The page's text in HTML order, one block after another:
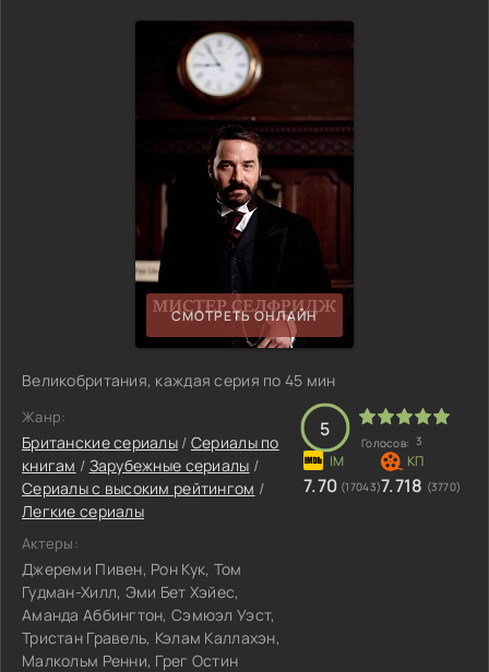
СМОТРЕТЬ ОНЛАЙН
Великобритания, каждая серия по 45 мин
Жанр:
Британские сериалы / Сериалы по
книгам / Зарубежные сериалы /
Сериалы с высоким рейтингом /
Легкие сериалы
Актеры:
Джереми Пивен, Рон Кук, Том
Гудман-Хилл, Эми Бет Хэйес,
Аманда Аббингтон, Сэмюэл Уэст,
Тристан Гравель, Кэлам Каллахэн,
Малкольм Ренни, Грег Остин
5
Голосов: 3
7.70 (17043)7.718 (3770)